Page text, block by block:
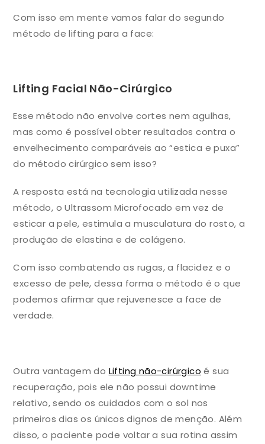
Com isso em mente vamos falar do segundo
método de lifting para a face:
Lifting Facial Não-Cirúrgico
Esse método não envolve cortes nem agulhas,
mas como é possível obter resultados contra o
envelhecimento comparáveis ao “estica e puxa”
do método cirúrgico sem isso?
A resposta está na tecnologia utilizada nesse
método, o Ultrassom Microfocado em vez de
esticar a pele, estimula a musculatura do rosto, a
produção de elastina e de colágeno.
Com isso combatendo as rugas, a flacidez e o
excesso de pele, dessa forma o método é o que
podemos afirmar que rejuvenesce a face de
verdade.
Outra vantagem do Lifting não-cirúrgico é sua
recuperação, pois ele não possui downtime
relativo, sendo os cuidados com o sol nos
primeiros dias os únicos dignos de menção. Além
disso, o paciente pode voltar a sua rotina assim